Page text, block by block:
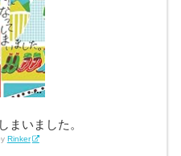
まいました。
Rinker